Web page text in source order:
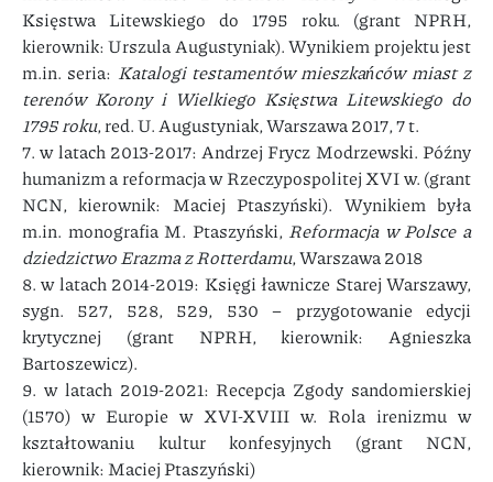
Księstwa Litewskiego do 1795 roku. (grant NPRH,
kierownik: Urszula Augustyniak). Wynikiem projektu jest
m.in. seria: Katalogi testamentów mieszkańców miast z
terenów Korony i Wielkiego Księstwa Litewskiego do
1795 roku, red. U. Augustyniak, Warszawa 2017, 7 t.
7. w latach 2013-2017: Andrzej Frycz Modrzewski. Późny
humanizm a reformacja w Rzeczypospolitej XVI w. (grant
NCN, kierownik: Maciej Ptaszyński). Wynikiem była
m.in. monografia M. Ptaszyński, Reformacja w Polsce a
dziedzictwo Erazma zRotterdamu, Warszawa 2018
8. w latach 2014-2019: Księgi ławnicze Starej Warszawy,
sygn. 527, 528, 529, 530 – przygotowanie edycji
krytycznej (grant NPRH, kierownik: Agnieszka
Bartoszewicz).
9. w latach 2019-2021: Recepcja Zgody sandomierskiej
(1570) w Europie w XVI-XVIII w. Rola irenizmu w
kształtowaniu kultur konfesyjnych (grant NCN,
kierownik: Maciej Ptaszyński)